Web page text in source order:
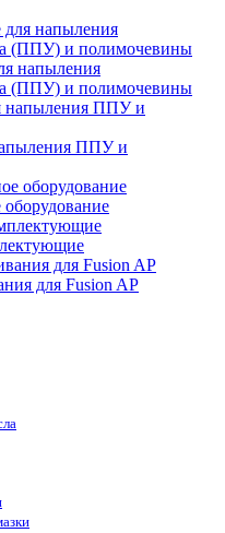
напыления
(ППУ) и полимочевины
ППУ и
для Fusion AP